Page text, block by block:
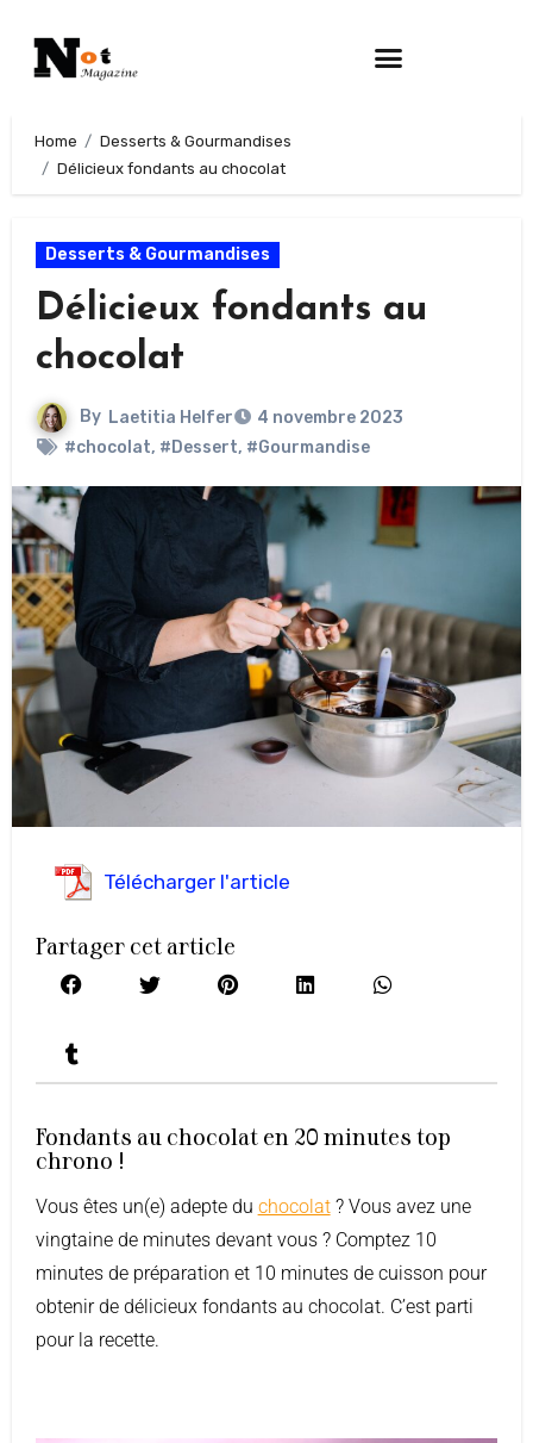
Home
Desserts & Gourmandises
Délicieux fondants au chocolat
Desserts & Gourmandises
Délicieux fondants au
chocolat
By Laetitia Helfer
4 novembre 2023
#chocolat, #Dessert, #Gourmandise
Télécharger l'article
Partager cet article
Fondants au chocolat en 20 minutes top
chrono !
Vous êtes un(e) adepte du chocolat? Vous avez une
vingtaine de minutes devant vous ? Comptez 10
minutes de préparation et 10 minutes de cuisson pour
obtenir de délicieux fondants au chocolat. C’est parti
pour la recette.